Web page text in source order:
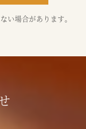
い場合があります。